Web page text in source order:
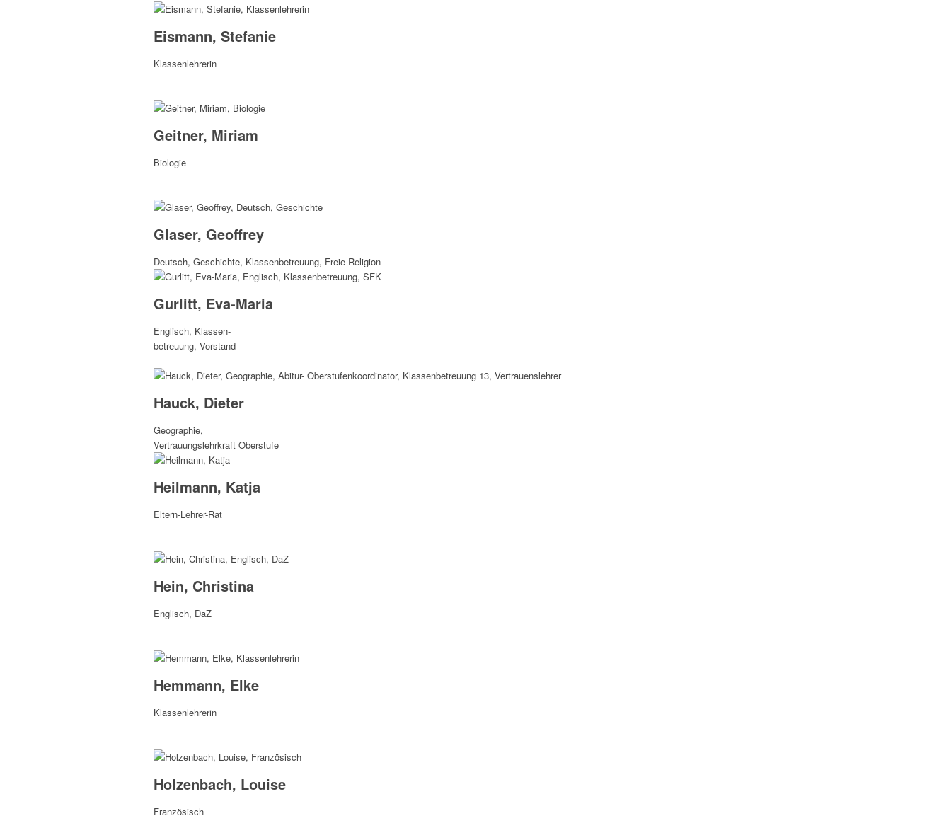
Eismann, Stefanie
Klassenlehrerin
Geitner, Miriam
Biologie
Glaser, Geoffrey
Deutsch, Geschichte, Klassenbetreuung, Freie Religion
Gurlitt, Eva-Maria
Englisch, Klassen-
betreuung, Vorstand
Hauck, Dieter
Geographie,
Vertrauungslehrkraft Oberstufe
Heilmann, Katja
Eltern-Lehrer-Rat
Hein, Christina
Englisch, DaZ
Hemmann, Elke
Klassenlehrerin
Holzenbach, Louise
Französisch